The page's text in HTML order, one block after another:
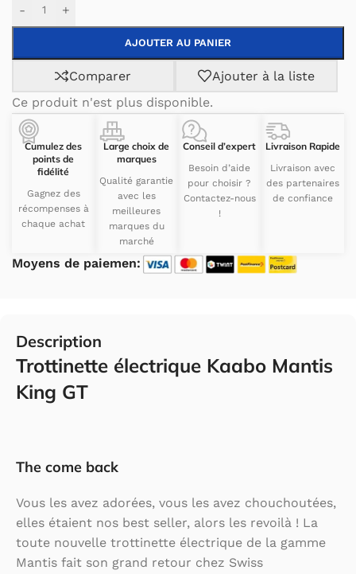
- +
AJOUTER AU PANIER
Comparer
Ajouter à la liste
Ce produit n'est plus disponible.
Cumulez des
points de
fidélité
Gagnez des
récompenses à
chaque achat
Large choix de
marques
Qualité garantie
avec les
meilleures
marques du
marché
Conseil d’expert
Besoin d’aide
pour choisir ?
Contactez-nous
!
Livraison Rapide
Livraison avec
des partenaires
de confiance
Moyens de paiemen:
Description
Trottinette électrique Kaabo Mantis
King GT
The come back
Vous les avez adorées, vous les avez chouchoutées,
elles étaient nos best seller, alors les revoilà ! La
toute nouvelle trottinette électrique de la gamme
Mantis fait son grand retour chez Swiss